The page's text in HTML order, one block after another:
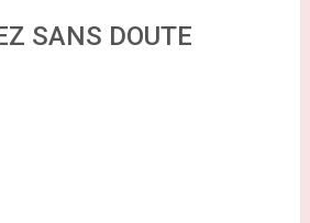
SANS DOUTE